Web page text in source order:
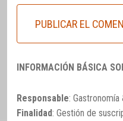
INFORMACIÓN BÁSICA
Responsable: Gastronomía
Finalidad: Gestión de